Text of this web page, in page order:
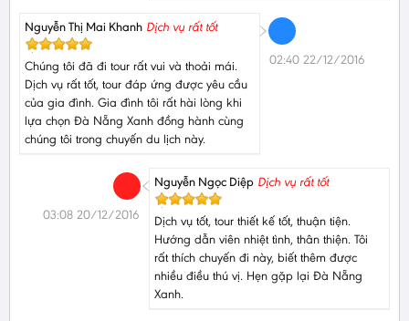
Nguyễn Thị Mai Khanh Dịch vụ rất tốt
Chúng tôi đã đi tour rất vui và thoải mái.
Dịch vụ rất tốt, tour đáp ứng được yêu cầu
của gia đình. Gia đình tôi rất hài lòng khi
lựa chọn Đà Nẵng Xanh đồng hành cùng
chúng tôi trong chuyến du lịch này.
02:40 22/12/2016
Nguyễn Ngọc Diệp Dịch vụ rất tốt
Dịch vụ tốt, tour thiết kế tốt, thuận tiện.
Hướng dẫn viên nhiệt tình, thân thiện. Tôi
rất thích chuyến đi này, biết thêm được
nhiều điều thú vị. Hẹn gặp lại Đà Nẵng
Xanh.
03:08 20/12/2016